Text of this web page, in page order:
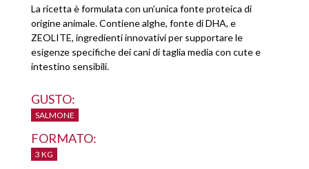
La ricetta è formulata con un’unica fonte proteica di
origine animale. Contiene alghe, fonte di DHA, e
ZEOLITE, ingredienti innovativi per supportare le
esigenze specifiche dei cani di taglia media con cute e
intestino sensibili.
GUSTO:
SALMONE
FORMATO:
3 KG